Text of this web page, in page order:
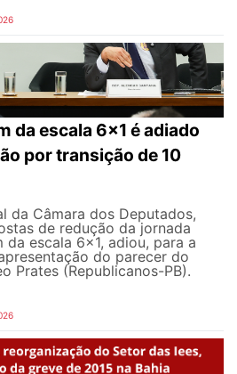
da escala 6x1 é adiado
por transição de 10
da Câmara dos Deputados,
de redução da jornada
escala 6x1, adiou, para a
do parecer do
Prates (Republicanos-PB).